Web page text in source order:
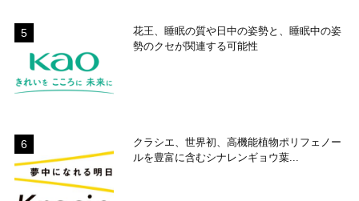
花王、睡眠の質や日中の姿勢と、睡眠中の姿
勢のクセが関連する可能性
クラシエ、世界初、高機能植物ポリフェノー
ルを豊富に含むシナレンギョウ葉...